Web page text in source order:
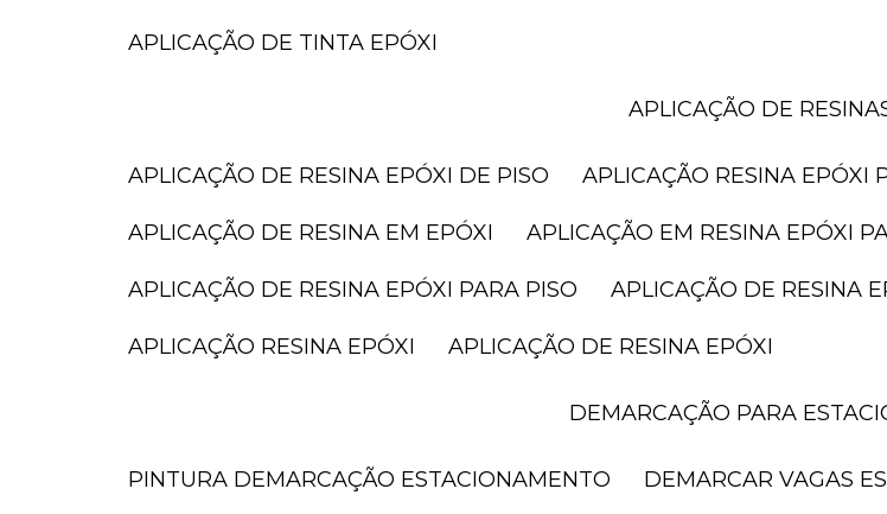
APLICAÇÃO DE TINTA EPÓXI
APLICAÇÃO DE
APLICAÇÃO DE RESINA EPÓXI DE PISO APLICAÇÃO RESINA
APLICAÇÃO DE RESINA EM EPÓXI APLICAÇÃO EM RESINA EPÓXI
APLICAÇÃO DE RESINA EPÓXI PARA PISO APLICAÇÃO DE RESINA
APLICAÇÃO RESINA EPÓXI APLICAÇÃO DE RESINA EPÓXI
DEMARCAÇÃO PARA
PINTURA DEMARCAÇÃO ESTACIONAMENTO DEMARCAR VAGAS